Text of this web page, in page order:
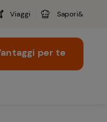
Viaggi Sapori&
per te